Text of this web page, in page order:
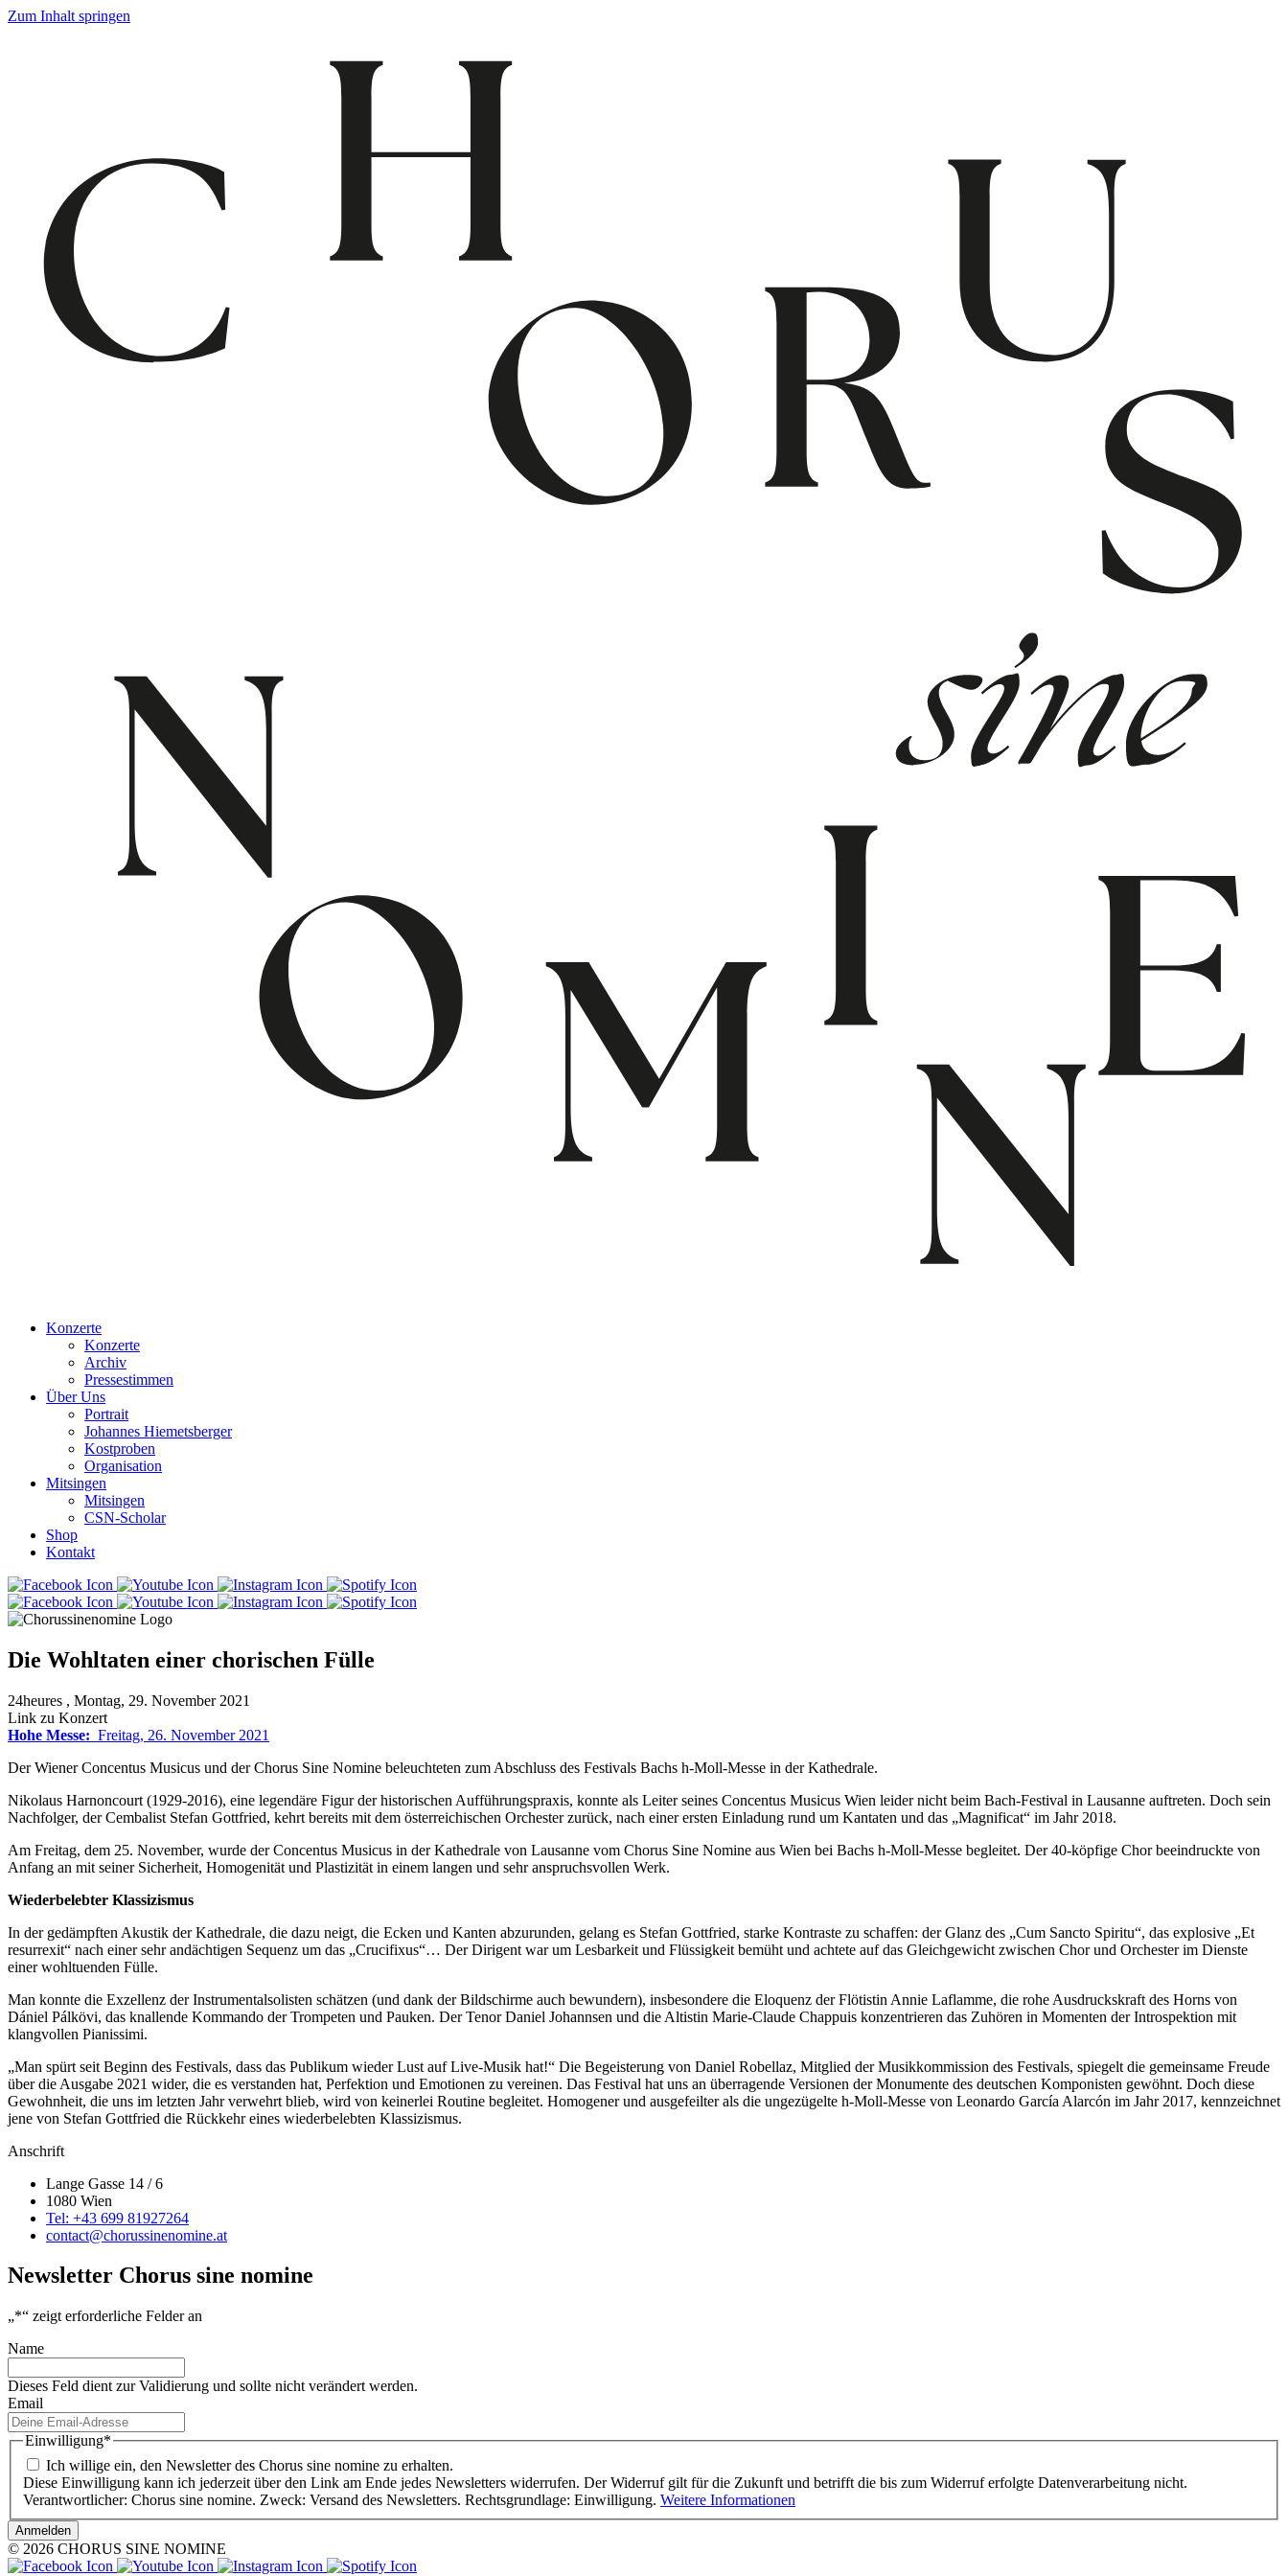
Zum Inhalt springen
Konzerte
Konzerte
Archiv
Pressestimmen
Über Uns
Portrait
Johannes Hiemetsberger
Kostproben
Organisation
Mitsingen
Mitsingen
CSN-Scholar
Shop
Kontakt
Die Wohltaten einer chorischen Fülle
24heures , Montag, 29. November 2021
Link zu Konzert
Hohe Messe: Freitag, 26. November 2021
Der Wiener Concentus Musicus und der Chorus Sine Nomine beleuchteten zum Abschluss des Festivals Bachs h-Moll-Messe in der Kathedrale.
Nikolaus Harnoncourt (1929-2016), eine legendäre Figur der historischen Aufführungspraxis, konnte als Leiter seines Concentus Musicus Wien leider nicht beim Bach-Festival in Lausanne auftreten. Doch sein
Nachfolger, der Cembalist Stefan Gottfried, kehrt bereits mit dem österreichischen Orchester zurück, nach einer ersten Einladung rund um Kantaten und das „Magnificat“ im Jahr 2018.
Am Freitag, dem 25. November, wurde der Concentus Musicus in der Kathedrale von Lausanne vom Chorus Sine Nomine aus Wien bei Bachs h-Moll-Messe begleitet. Der 40-köpfige Chor beeindruckte von
Anfang an mit seiner Sicherheit, Homogenität und Plastizität in einem langen und sehr anspruchsvollen Werk.
Wiederbelebter Klassizismus
In der gedämpften Akustik der Kathedrale, die dazu neigt, die Ecken und Kanten abzurunden, gelang es Stefan Gottfried, starke Kontraste zu schaffen: der Glanz des „Cum Sancto Spiritu“, das explosive „Et
resurrexit“ nach einer sehr andächtigen Sequenz um das „Crucifixus“… Der Dirigent war um Lesbarkeit und Flüssigkeit bemüht und achtete auf das Gleichgewicht zwischen Chor und Orchester im Dienste
einer wohltuenden Fülle.
Man konnte die Exzellenz der Instrumentalsolisten schätzen (und dank der Bildschirme auch bewundern), insbesondere die Eloquenz der Flötistin Annie Laflamme, die rohe Ausdruckskraft des Horns von
Dániel Pálkövi, das knallende Kommando der Trompeten und Pauken. Der Tenor Daniel Johannsen und die Altistin Marie-Claude Chappuis konzentrieren das Zuhören in Momenten der Introspektion mit
klangvollen Pianissimi.
„Man spürt seit Beginn des Festivals, dass das Publikum wieder Lust auf Live-Musik hat!“ Die Begeisterung von Daniel Robellaz, Mitglied der Musikkommission des Festivals, spiegelt die gemeinsame Freude
über die Ausgabe 2021 wider, die es verstanden hat, Perfektion und Emotionen zu vereinen. Das Festival hat uns an überragende Versionen der Monumente des deutschen Komponisten gewöhnt. Doch diese
Gewohnheit, die uns im letzten Jahr verwehrt blieb, wird von keinerlei Routine begleitet. Homogener und ausgefeilter als die ungezügelte h-Moll-Messe von Leonardo García Alarcón im Jahr 2017, kennzeichnet
jene von Stefan Gottfried die Rückkehr eines wiederbelebten Klassizismus.
Anschrift
Lange Gasse 14 / 6
1080 Wien
Tel: +43 699 81927264
contact@chorussinenomine.at
Newsletter Chorus sine nomine
„*“ zeigt erforderliche Felder an
Name
Dieses Feld dient zur Validierung und sollte nicht verändert werden.
Email
Einwilligung*
Ich willige ein, den Newsletter des Chorus sine nomine zu erhalten.
Diese Einwilligung kann ich jederzeit über den Link am Ende jedes Newsletters widerrufen. Der Widerruf gilt für die Zukunft und betrifft die bis zum Widerruf erfolgte Datenverarbeitung nicht.
Verantwortlicher: Chorus sine nomine. Zweck: Versand des Newsletters. Rechtsgrundlage: Einwilligung. Weitere Informationen
© 2026 CHORUS SINE NOMINE